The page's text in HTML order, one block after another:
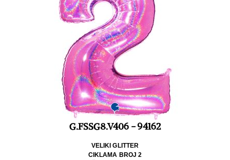
G.FSSG8.V406 - 94162
VELIKI GLITTER
CIKLAMA BROJ 2